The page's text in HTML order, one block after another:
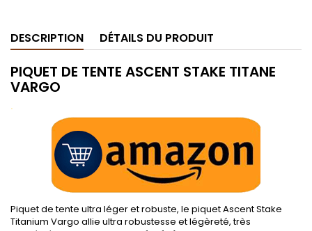
DESCRIPTION DÉTAILS DU PRODUIT
PIQUET DE TENTE ASCENT STAKE TITANE
VARGO
.
Piquet de tente ultra léger et robuste, le piquet Ascent Stake
Titanium Vargo allie ultra robustesse et légèreté, très